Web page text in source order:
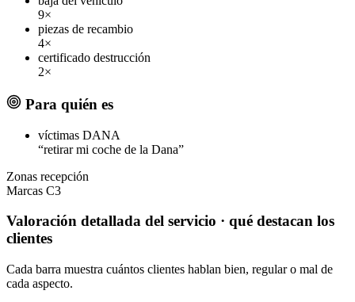
9×
piezas de recambio
4×
certificado destrucción
2×
Para quién es
víctimas DANA
“retirar mi coche de la Dana”
Zonas recepción
Marcas C3
Valoración detallada del servicio · qué destacan los
clientes
Cada barra muestra cuántos clientes hablan bien, regular o mal de
cada aspecto.